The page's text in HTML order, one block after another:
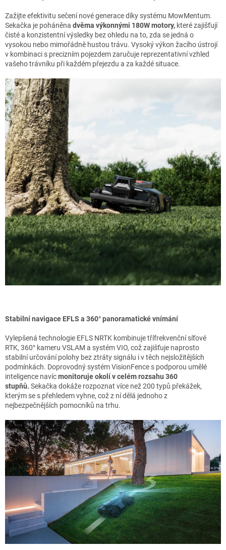
Zažijte efektivitu sečení nové generace díky systému MowMentum.
Sekačka je poháněna dvěma výkonnými 180W motory, které zajišťují
čisté a konzistentní výsledky bez ohledu na to, zda se jedná o
vysokou nebo mimořádně hustou trávu. Vysoký výkon žacího ústrojí
v kombinaci s precizním pojezdem zaručuje reprezentativní vzhled
vašeho trávníku při každém přejezdu a za každé situace.
Stabilní navigace EFLS a 360° panoramatické vnímání
Vylepšená technologie EFLS NRTK kombinuje třífrekvenční síťové
RTK, 360° kameru VSLAM a systém VIO, což zajišťuje naprosto
stabilní určování polohy bez ztráty signálu i v těch nejsložitějších
podmínkách. Doprovodný systém VisionFence s podporou umělé
inteligence navícmonitoruje okolí v celém rozsahu 360
stupňů. Sekačka dokáže rozpoznat více než 200 typů překážek,
kterým se s přehledem vyhne, což z ní dělá jednoho z
nejbezpečnějších pomocníků na trhu.